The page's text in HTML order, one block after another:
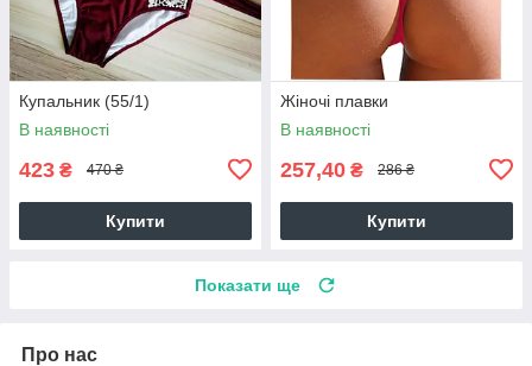
Купальник (55/1)
В наявності
423 ₴ 470 ₴
Купити
Жіночі плавки
В наявності
257,40 ₴ 286 ₴
Купити
Показати ще
Про нас